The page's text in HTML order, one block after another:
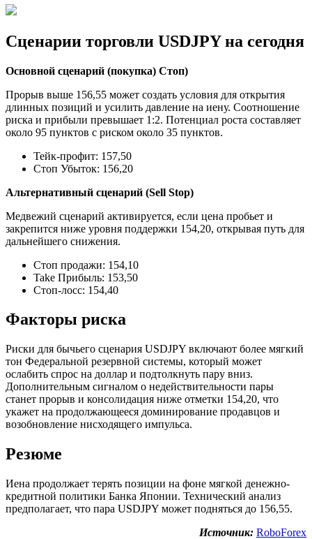
Сценарии торговли USDJPY на сегодня
Основной сценарий (покупка) Стоп)
Прорыв выше 156,55 может создать условия для открытия
длинных позиций и усилить давление на иену. Соотношение
риска и прибыли превышает 1:2. Потенциал роста составляет
около 95 пунктов с риском около 35 пунктов.
Тейк-профит: 157,50
Стоп Убыток: 156,20
Альтернативный сценарий (Sell Stop)
Медвежий сценарий активируется, если цена пробьет и
закрепится ниже уровня поддержки 154,20, открывая путь для
дальнейшего снижения.
Стоп продажи: 154,10
Take Прибыль: 153,50
Стоп-лосс: 154,40
Факторы риска
Риски для бычьего сценария USDJPY включают более мягкий
тон Федеральной резервной системы, который может
ослабить спрос на доллар и подтолкнуть пару вниз.
Дополнительным сигналом о недействительности пары
станет прорыв и консолидация ниже отметки 154,20, что
укажет на продолжающееся доминирование продавцов и
возобновление нисходящего импульса.
Резюме
Иена продолжает терять позиции на фоне мягкой денежно-
кредитной политики Банка Японии. Технический анализ
предполагает, что пара USDJPY может подняться до 156,55.
Источник: RoboForex